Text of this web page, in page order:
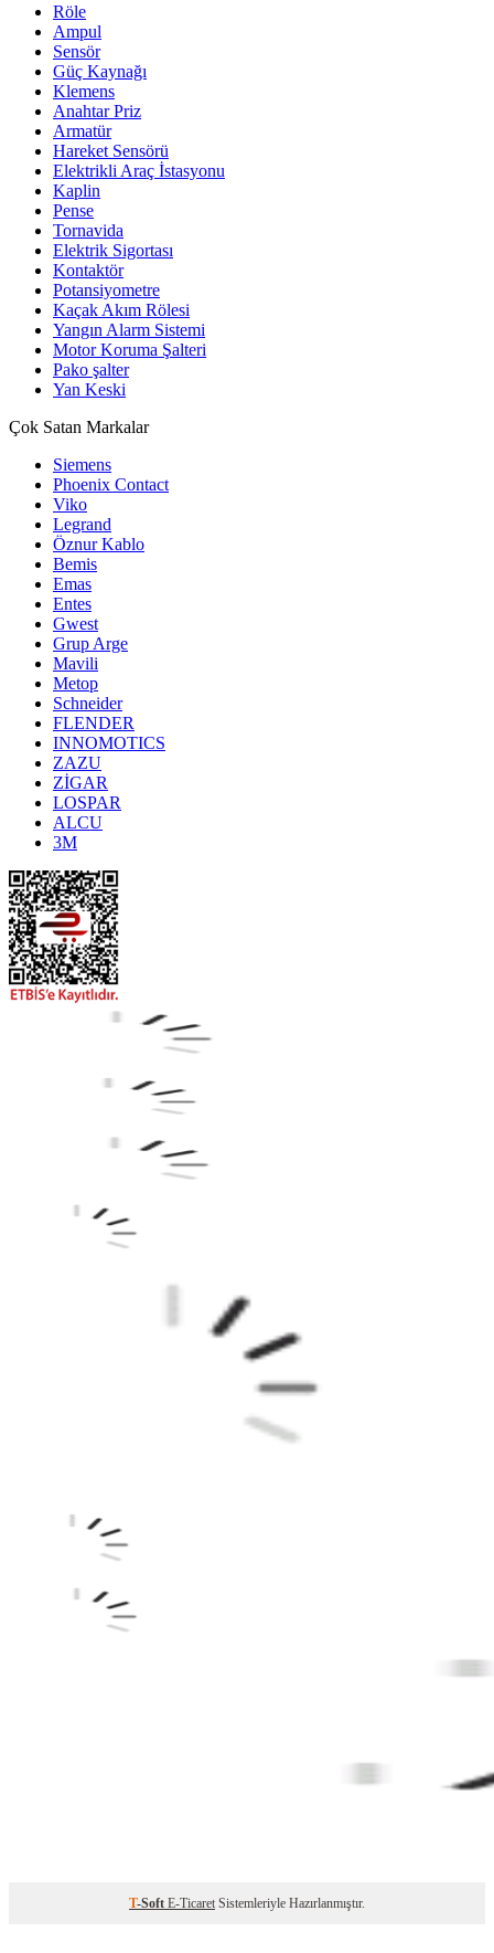
Röle
Ampul
Sensör
Güç Kaynağı
Klemens
Anahtar Priz
Armatür
Hareket Sensörü
Elektrikli Araç İstasyonu
Kaplin
Pense
Tornavida
Elektrik Sigortası
Kontaktör
Potansiyometre
Kaçak Akım Rölesi
Yangın Alarm Sistemi
Motor Koruma Şalteri
Pako şalter
Yan Keski
Çok Satan Markalar
Siemens
Phoenix Contact
Viko
Legrand
Öznur Kablo
Bemis
Emas
Entes
Gwest
Grup Arge
Mavili
Metop
Schneider
FLENDER
INNOMOTICS
ZAZU
ZİGAR
LOSPAR
ALCU
3M
T-Soft E-Ticaret Sistemleriyle Hazırlanmıştır.